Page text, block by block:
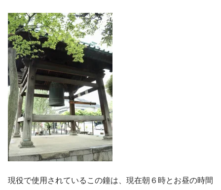
現役で使用されているこの鐘は、現在朝６時とお昼の時間